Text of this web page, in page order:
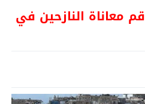
معاناة النازحين في